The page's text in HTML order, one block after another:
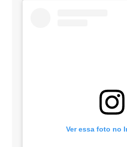
Ver essa foto no